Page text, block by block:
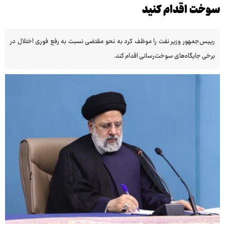
سوخت اقدام کنید
رییس‌جمهور وزیر نفت را موظف کرد به نحو مقتضی نسبت به رفع فوری اختلال در
برخی جایگاه‌های سوخت‌رسانی اقدام کند.